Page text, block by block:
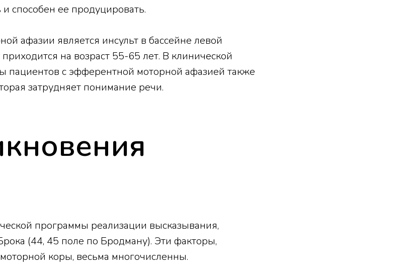
способен ее продуцировать.
афазии является инсульт в бассейне левой
на возраст 55-65 лет. В клинической
пациентов с эфферентной моторной афазией также
затрудняет понимание речи.
программы реализации высказывания,
(44, 45 поле по Бродману). Эти факторы,
коры, весьма многочисленны.